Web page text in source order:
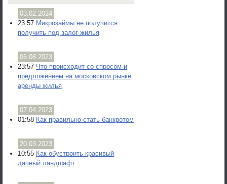
03.02.2024
23:57 Микрозаймы не получится
получить под залог жилья
06.08.2023
23:57 Что происходит со спросом и
предложением на московском рынке
аренды жилья
07.04.2023
01:58 Как правильно стать банкротом
20.03.2023
10:55 Как обустроить красивый
дачный ландшафт